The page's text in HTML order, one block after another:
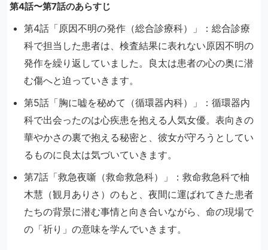
第4話〜第7話のあらすじ
第4話「原因不明の発作（総合診療科）」：総合診療
科で担当した患者は、検査結果に表れない原因不明の
発作を繰り返していました。良太は患者の心の奥に潜
む傷へと迫っていきます。
第5話「胸に嘘を秘めて（循環器内科）」：循環器内
科で出会ったのは心疾患を抱える人気女優。表向きの
華やかさの裏で抱える秘密と、彼女が守ろうとしてい
るものに良太は気づいていきます。
第7話「救急夜噺（救命救急科）」：救命救急科で柚
木慧（観月ありさ）のもと、夜間に運ばれてきた患者
たちの背景に潜む事情と向き合いながら、命の現場で
の「祈り」の意味を学んでいきます。